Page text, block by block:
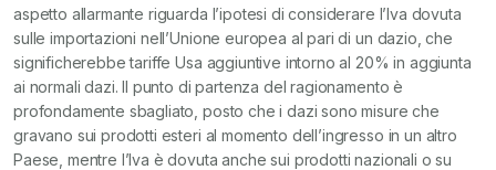
aspetto allarmante riguarda l’ipotesi di considerare l’Iva dovuta
sulle importazioni nell’Unione europea al pari di un dazio, che
significherebbe tariffe Usa aggiuntive intorno al 20% in aggiunta
ai normali dazi. Il punto di partenza del ragionamento è
profondamente sbagliato, posto che i dazi sono misure che
gravano sui prodotti esteri al momento dell’ingresso in un altro
Paese, mentre l’Iva è dovuta anche sui prodotti nazionali o su